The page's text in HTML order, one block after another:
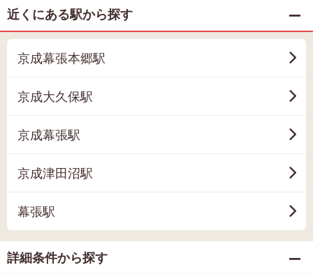
近くにある駅から探す
京成幕張本郷駅
京成大久保駅
京成幕張駅
京成津田沼駅
幕張駅
詳細条件から探す